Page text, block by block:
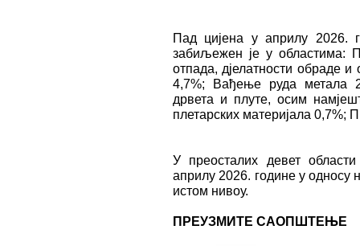
Пад цијена у априлу 2026.
забиљежен је у областима:
отпада, дјелатности обраде
4,7%; Вађење руда метала
дрвета и плуте, осим
плетарских материјала 0,7%;
У преосталих девет
априлу 2026. године у односу
истом нивоу.
ПРЕУЗМИТЕ САОПШТЕЊЕ